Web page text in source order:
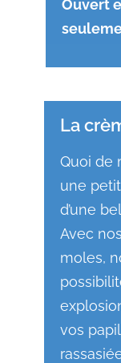
Ouvert
La
Quoi de
une
d’une
Avec
moles,
vos